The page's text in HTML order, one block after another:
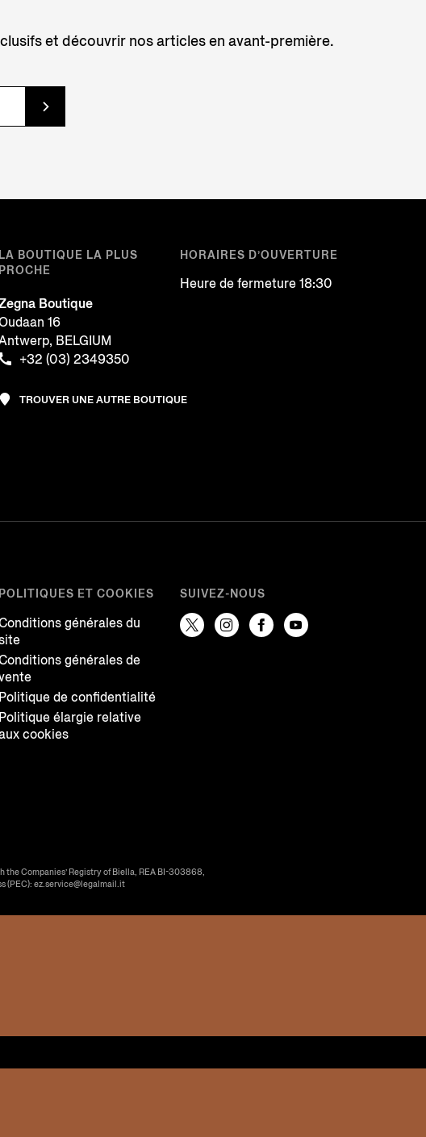
et découvrir nos articles en avant-première.
LA BOUTIQUE LA PLUS
PROCHE
Boutique
16
BELGIUM
+32 (03) 2349350
HORAIRES D’OUVERTURE
Heure de fermeture 18:30
TROUVER UNE AUTRE BOUTIQUE
POLITIQUES ET COOKIES
générales du
générales de
Politique de confidentialité
Politique élargie relative
cookies
SUIVEZ-NOUS
the Companies’ Registry of Biella, REA BI-303868,
(PEC): ez.service@legalmail.it